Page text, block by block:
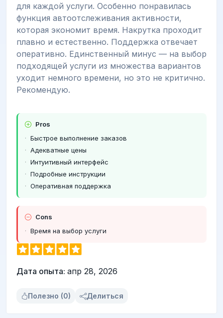
для каждой услуги. Особенно понравилась
функция автоотслеживания активности,
которая экономит время. Накрутка проходит
плавно и естественно. Поддержка отвечает
оперативно. Единственный минус — на выбор
подходящей услуги из множества вариантов
уходит немного времени, но это не критично.
Рекомендую.
Pros
Быстрое выполнение заказов
Адекватные цены
Интуитивный интерфейс
Подробные инструкции
Оперативная поддержка
Cons
Время на выбор услуги
Дата опыта: апр 28, 2026
Полезно (0) Делиться